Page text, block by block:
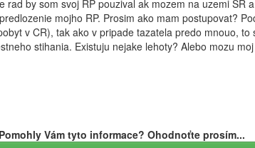
rad by som svoj RP pouzival ak mozem na uzemi
mojho RP. Prosim ako mam postupovat?
v CR), tak ako v pripade tazatela predo mnouo,
stihania. Existuju nejake lehoty? Alebo mozu
Pomohly Vám tyto informace? Ohodnoťte prosím...